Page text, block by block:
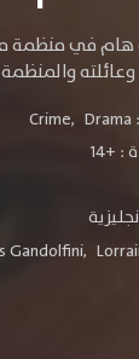
في منظمة
وعائلته
Crime, Drama
:
+14
Gandolfini,